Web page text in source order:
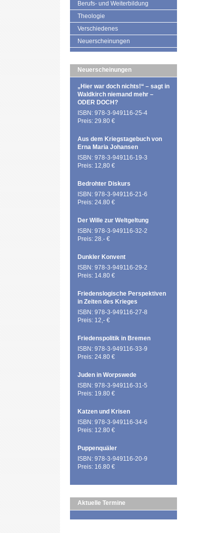
Berufs- und Weiterbildung
Theologie
Verschiedenes
Neuerscheinungen
Neuerscheinungen
„Hier war doch nichts!“ – sagt in
Waldkirch niemand mehr –
ODER DOCH?
ISBN: 978-3-949116-25-4
Preis: 29.80 €
Aus dem Kriegstagebuch von
Erna Maria Johansen
ISBN: 978-3-949116-19-3
Preis: 12,80 €
Bedrohter Diskurs
ISBN: 978-3-949116-21-6
Preis: 24.80 €
Der Wille zur Weltgeltung
ISBN: 978-3-949116-32-2
Preis: 28.- €
Dunkler Konvent
ISBN: 978-3-949116-29-2
Preis: 14.80 €
Friedenslogische Perspektiven
in Zeiten des Krieges
ISBN: 978-3-949116-27-8
Preis: 12,- €
Friedenspolitik in Bremen
ISBN: 978-3-949116-33-9
Preis: 24.80 €
Juden in Worpswede
ISBN: 978-3-949116-31-5
Preis: 19.80 €
Katzen und Krisen
ISBN: 978-3-949116-34-6
Preis: 12.80 €
Puppenquäler
ISBN: 978-3-949116-20-9
Preis: 16.80 €
Aktuelle Termine